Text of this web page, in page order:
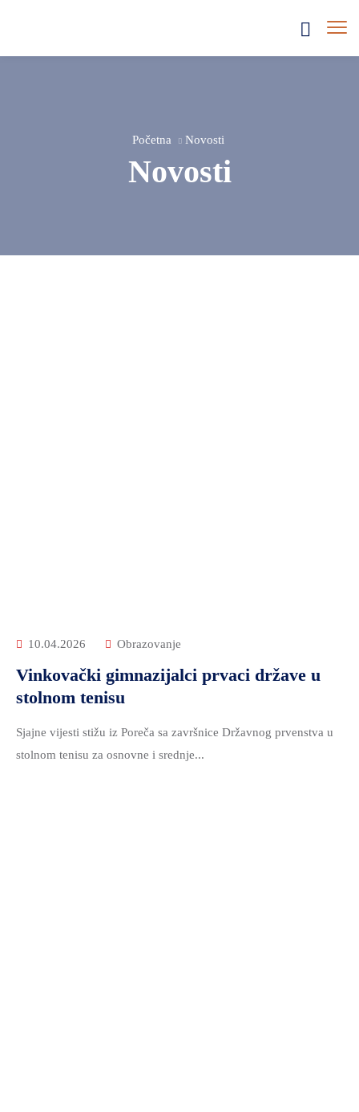
Početna Novosti
Novosti
10.04.2026 Obrazovanje
Vinkovački gimnazijalci prvaci države u
stolnom tenisu
Sjajne vijesti stižu iz Poreča sa završnice Državnog prvenstva u
stolnom tenisu za osnovne i srednje...